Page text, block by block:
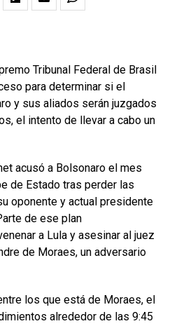
Tribunal Federal de Brasil
para determinar si el
y sus aliados serán juzgados
el intento de llevar a cabo un
acusó a Bolsonaro el mes
de Estado tras perder las
oponente y actual presidente
de ese plan
a Lula y asesinar al juez
de Moraes, un adversario
los que está de Moraes, el
alrededor de las 9:45